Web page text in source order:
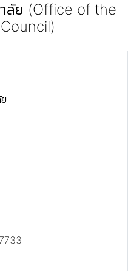
ลัย (Office of the